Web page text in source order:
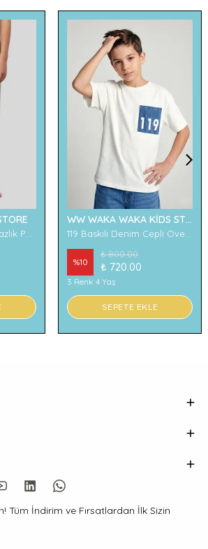
WW WAKA WAKA KİDS STORE
%10
₺ 800.00
₺ 720.00
3 Renk 4 Yaş
SEPETE EKLE
Tüm İndirim ve Fırsatlardan İlk Sizin